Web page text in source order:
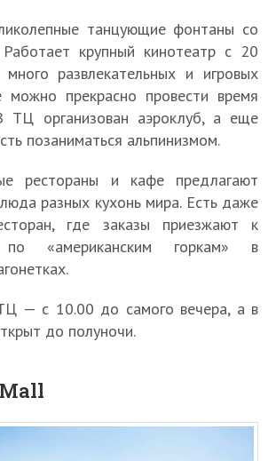
танцующие фонтаны со
Работает крупный кинотеатр с 20
развлекательных и игровых
можно прекрасно провести время
ТЦ организован аэроклуб, а еще
позаниматься альпинизмом.
рестораны и кафе предлагают
разных кухонь мира. Есть даже
где заказы приезжают к
по «американским горкам» в
— с 10.00 до самого вечера, а в
до полуночи.